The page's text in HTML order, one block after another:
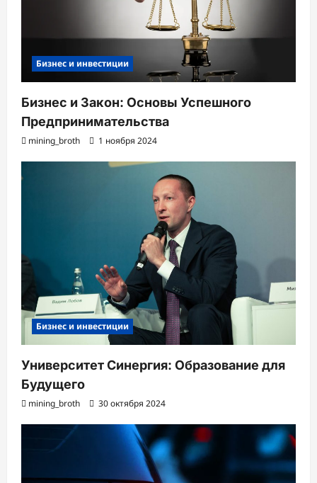
Бизнес и инвестиции
Бизнес и Закон: Основы Успешного
Предпринимательства
mining_broth 1 ноября 2024
Бизнес и инвестиции
Университет Синергия: Образование для
Будущего
mining_broth 30 октября 2024